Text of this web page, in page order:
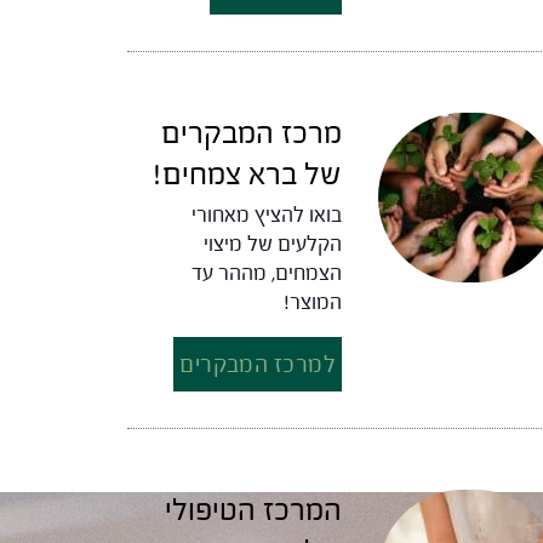
מרכז המבקרים
של ברא צמחים!
בואו להציץ מאחורי
הקלעים של מיצוי
הצמחים, מההר עד
המוצר!
למרכז המבקרים
המרכז הטיפולי